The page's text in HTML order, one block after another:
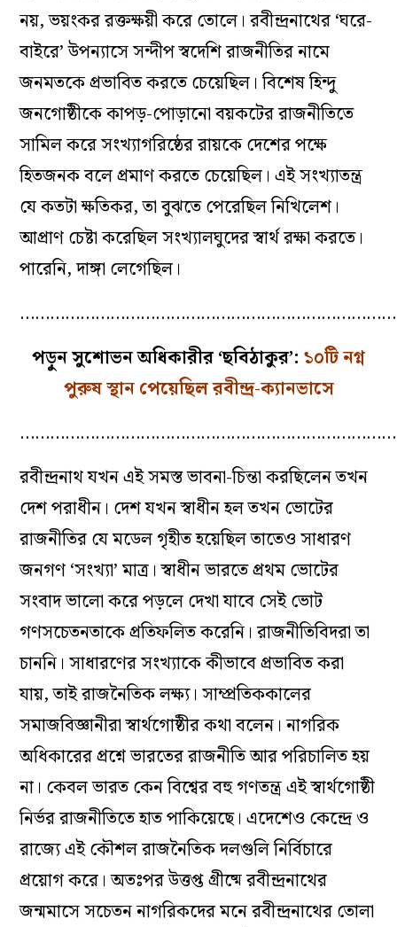
নয়, ভয়ংকর রক্তক্ষয়ী করে তোলে। রবীন্দ্রনাথের ‘ঘরে-
বাইরে’ উপন্যাসে সন্দীপ স্বদেশি রাজনীতির নামে
জনমতকে প্রভাবিত করতে চেয়েছিল। বিশেষ হিন্দু
জনগোষ্ঠীকে কাপড়-পোড়ানো বয়কটের রাজনীতিতে
সামিল করে সংখ্যাগরিষ্ঠের রায়কে দেশের পক্ষে
হিতজনক বলে প্রমাণ করতে চেয়েছিল। এই সংখ্যাতন্ত্র
যে কতটা ক্ষতিকর, তা বুঝতে পেরেছিল নিখিলেশ।
আপ্রাণ চেষ্টা করেছিল সংখ্যালঘুদের স্বার্থ রক্ষা করতে।
পারেনি, দাঙ্গা লেগেছিল।
পড়ুন সুশোভন অধিকারীর ‘ছবিঠাকুর’: ১০টি নগ্ন
পুরুষ স্থান পেয়েছিল রবীন্দ্র-ক্যানভাসে
রবীন্দ্রনাথ যখন এই সমস্ত ভাবনা-চিন্তা করছিলেন তখন
দেশ পরাধীন। দেশ যখন স্বাধীন হল তখন ভোটের
রাজনীতির যে মডেল গৃহীত হয়েছিল তাতেও সাধারণ
জনগণ ‘সংখ্যা’ মাত্র। স্বাধীন ভারতে প্রথম ভোটের
সংবাদ ভালো করে পড়লে দেখা যাবে সেই ভোট
গণসচেতনতাকে প্রতিফলিত করেনি। রাজনীতিবিদরা তা
চাননি। সাধারণের সংখ্যাকে কীভাবে প্রভাবিত করা
যায়, তাই রাজনৈতিক লক্ষ্য। সাম্প্রতিককালের
সমাজবিজ্ঞানীরা স্বার্থগোষ্ঠীর কথা বলেন। নাগরিক
অধিকারের প্রশ্নে ভারতের রাজনীতি আর পরিচালিত হয়
না। কেবল ভারত কেন বিশ্বের বহু গণতন্ত্র এই স্বার্থগোষ্ঠী
নির্ভর রাজনীতিতে হাত পাকিয়েছে। এদেশেও কেন্দ্রে ও
রাজ্যে এই কৌশল রাজনৈতিক দলগুলি নির্বিচারে
প্রয়োগ করে। অতঃপর উত্তপ্ত গ্রীষ্মে রবীন্দ্রনাথের
জন্মমাসে সচেতন নাগরিকদের মনে রবীন্দ্রনাথের তোলা